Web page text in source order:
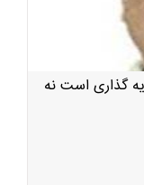
گذاری است نه